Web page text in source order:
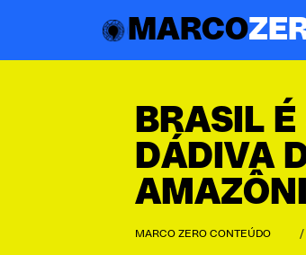
MARCO
BRASIL
DÁDIVA
MARCO ZERO CONTEÚDO /